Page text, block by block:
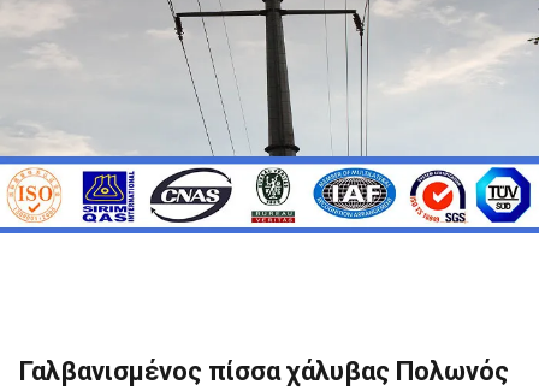
Γαλβανισμένος πίσσα χάλυβας Πολωνός